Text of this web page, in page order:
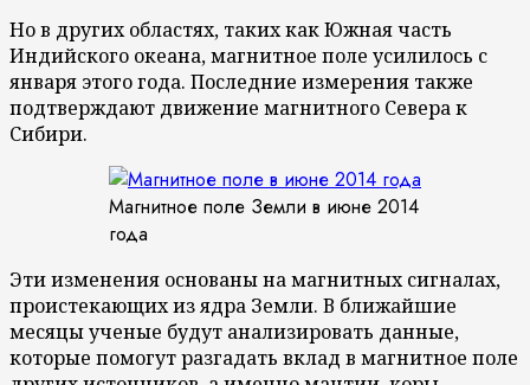
Но в других областях, таких как Южная часть
Индийского океана, магнитное поле усилилось с
января этого года. Последние измерения также
подтверждают движение магнитного Севера к
Сибири.
Магнитное поле Земли в июне 2014
года
Эти изменения основаны на магнитных сигналах,
проистекающих из ядра Земли. В ближайшие
месяцы ученые будут анализировать данные,
которые помогут разгадать вклад в магнитное поле